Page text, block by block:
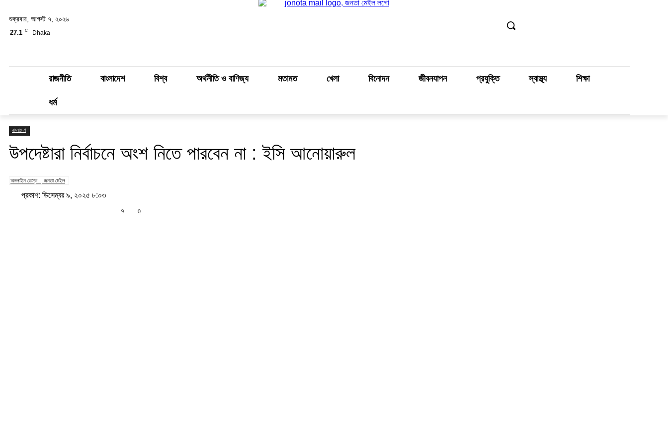
শুক্রবার, আগস্ট ৭, ২০২৬
27.1 C Dhaka
রাজনীতি বাংলাদেশ বিশ্ব অর্থনীতি ও বাণিজ্য মতামত খেলা বিনোদন জীবনযাপন প্রযুক্তি স্বাস্থ্য শিক্ষা
ধর্ম
বাংলাদেশ
উপদেষ্টারা নির্বাচনে অংশ নিতে পারবেন না : ইসি আনোয়ারুল
অনলাইন ডেস্ক । জনতা মেইল
প্রকাশ: ডিসেম্বর ৯, ২০২৫ ৮:০৩
0
9